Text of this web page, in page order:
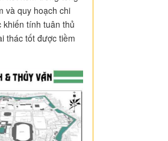
và quy hoạch chi
tính tuân thủ
thác tốt được tiềm